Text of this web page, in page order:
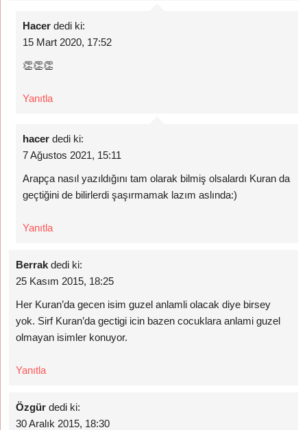
Hacer dedi ki:
15 Mart 2020, 17:52
👏👏👏
Yanıtla
hacer dedi ki:
7 Ağustos 2021, 15:11
Arapça nasıl yazıldığını tam olarak bilmiş olsalardı Kuran da
geçtiğini de bilirlerdi şaşırmamak lazım aslında:)
Yanıtla
Berrak dedi ki:
25 Kasım 2015, 18:25
Her Kuran’da gecen isim guzel anlamli olacak diye birsey
yok. Sirf Kuran’da gectigi icin bazen cocuklara anlami guzel
olmayan isimler konuyor.
Yanıtla
Özgür dedi ki:
30 Aralık 2015, 18:30